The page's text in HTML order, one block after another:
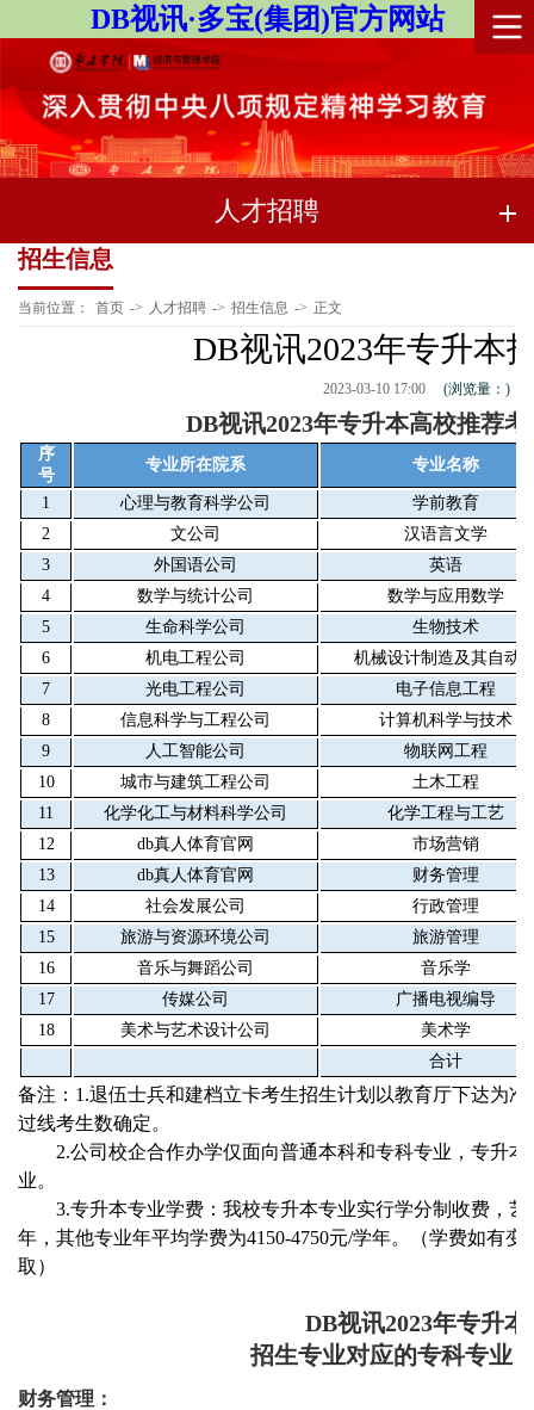
DB视讯·多宝(集团)官方网站
人才招聘
招生信息
当前位置： 首页 -> 人才招聘 -> 招生信息 -> 正文
DB视讯2023年专升本
2023-03-10 17:00 (浏览量： )
DB视讯2023年专升本高校推荐
序
号
专业所在院系 专业名称
1 心理与教育科学公司
学前教育
2
文公司
汉语言文学
3
外国语公司
英语
4
数学与统计公司
数学与应用数学
5
生命科学公司
生物技术
6
机电工程公司
机械设计制造及其自动
7
光电工程公司
电子信息工程
8
信息科学与工程公司
计算机科学与技术
9
人工智能公司
物联网工程
10
城市与建筑工程公司
土木工程
11
化学化工与材料科学公司
化学工程与工艺
12
db真人体育官网
市场营销
13
db真人体育官网
财务管理
14
社会发展公司
行政管理
15
旅游与资源环境公司
旅游管理
16
音乐与舞蹈公司
音乐学
17
传媒公司
广播电视编导
18
美术与艺术设计公司
美术学
合计
备注： 1.退伍士兵和建档立卡考生招生计划以教育厅下达为准
过线考生数确定。
2.公司校企合作办学仅面向普通本科和专科专业，专升
业。
3.专升本专业学费：我校专升本专业实行学分制收费，
年，其他专业年平均学费为4150-4750元/学年。（学费如有变
取）
DB视讯2023年专升本
招生专业对应的专科专业
财务管理：